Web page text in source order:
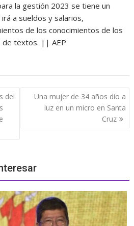
la gestión 2023 se tiene un
a sueldos y salarios,
de los conocimientos de los
de textos. || AEP
del
Una mujer de 34 años dio a
luz en un micro en Santa
Cruz